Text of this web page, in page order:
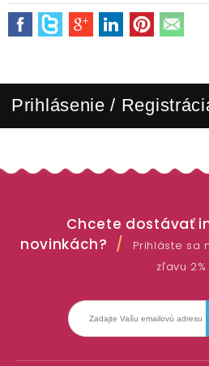
Prihlásenie /
Chcete dostávať
novinkách?
Prihláste sa
zľavu 2%